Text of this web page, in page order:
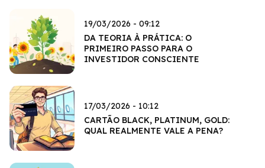
19/03/2026 - 09:12
DA TEORIA À PRÁTICA: O
PRIMEIRO PASSO PARA O
INVESTIDOR CONSCIENTE
17/03/2026 - 10:12
CARTÃO BLACK, PLATINUM, GOLD:
QUAL REALMENTE VALE A PENA?